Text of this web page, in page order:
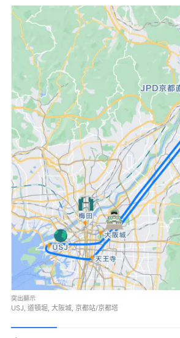
突出顯示
USJ, 道頓堀, 大阪城, 京都站/京都塔